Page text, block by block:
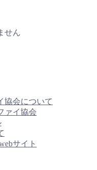
せん
協会について
ァイ協会
サイト